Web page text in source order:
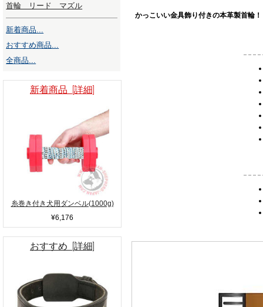
首輪 リード マズル
新着商品...
おすすめ商品...
全商品...
新着商品 [詳細]
糸巻き付き犬用ダンベル(1000g)
¥6,176
おすすめ [詳細]
かっこいい金具飾り付きの本革製首輪！